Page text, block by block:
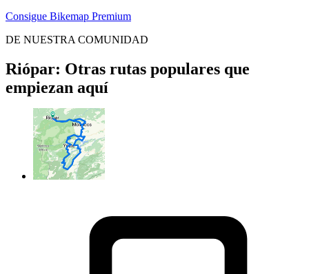
Consigue Bikemap Premium
DE NUESTRA COMUNIDAD
Riópar: Otras rutas populares que
empiezan aquí